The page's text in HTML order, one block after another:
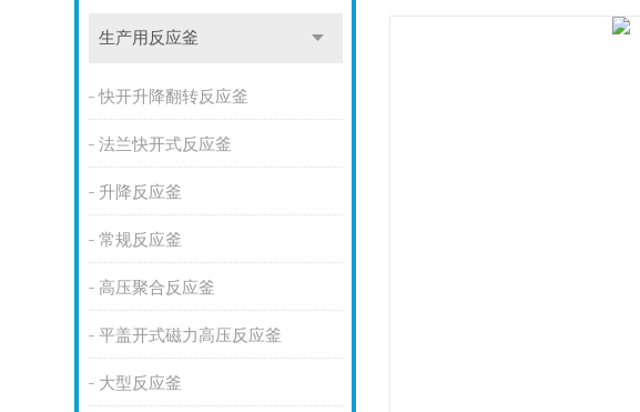
生产用反应釜
快开升降翻转反应釜
法兰快开式反应釜
升降反应釜
常规反应釜
高压聚合反应釜
平盖开式磁力高压反应釜
大型反应釜